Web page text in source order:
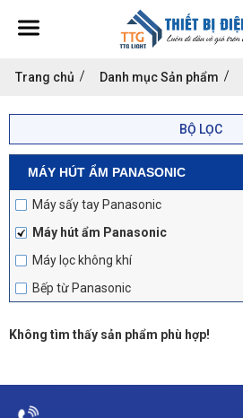
Trang chủ Danh mục Sản phẩm
BỘ LỌC
MÁY HÚT ẨM PANASONIC
Máy sấy tay Panasonic
Máy hút ẩm Panasonic
Máy lọc không khí
Bếp từ Panasonic
Không tìm thấy sản phẩm phù hợp!